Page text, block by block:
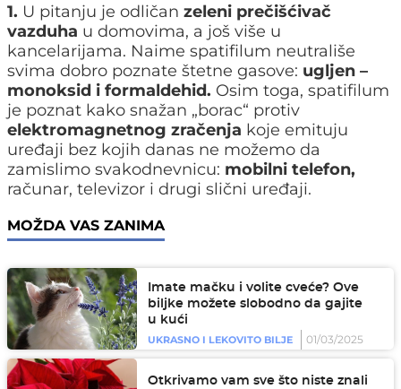
1. U pitanju je odličan zeleni prečišćivač
vazduha u domovima, a još više u
kancelarijama. Naime spatifilum neutrališe
svima dobro poznate štetne gasove: ugljen –
monoksid i formaldehid. Osim toga, spatifilum
je poznat kako snažan „borac“ protiv
elektromagnetnog zračenja koje emituju
uređaji bez kojih danas ne možemo da
zamislimo svakodnevnicu: mobilni telefon,
računar, televizor i drugi slični uređaji.
MOŽDA VAS ZANIMA
Imate mačku i volite cveće? Ove
biljke možete slobodno da gajite
u kući
UKRASNO I LEKOVITO BILJE
01/03/2025
Otkrivamo vam sve što niste znali